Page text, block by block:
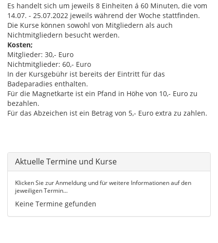
Es handelt sich um jeweils 8 Einheiten á 60 Minuten, die vom
14.07. - 25.07.2022 jeweils während der Woche stattfinden.
Die Kurse können sowohl von Mitgliedern als auch
Nichtmitgliedern besucht werden.
Kosten;
Mitglieder: 30,- Euro
Nichtmitglieder: 60,- Euro
In der Kursgebühr ist bereits der Eintritt für das
Badeparadies enthalten.
Für die Magnetkarte ist ein Pfand in Höhe von 10,- Euro zu
bezahlen.
Für das Abzeichen ist ein Betrag von 5,- Euro extra zu zahlen.
Aktuelle Termine und Kurse
Klicken Sie zur Anmeldung und für weitere Informationen auf den
jeweiligen Termin...
Keine Termine gefunden